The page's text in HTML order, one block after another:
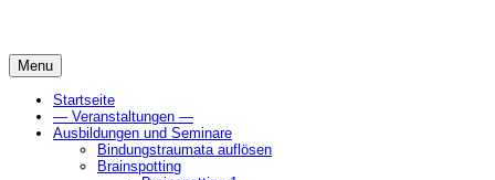
Menu
Startseite
— Veranstaltungen —
Ausbildungen und Seminare
Bindungstraumata auflösen
Brainspotting